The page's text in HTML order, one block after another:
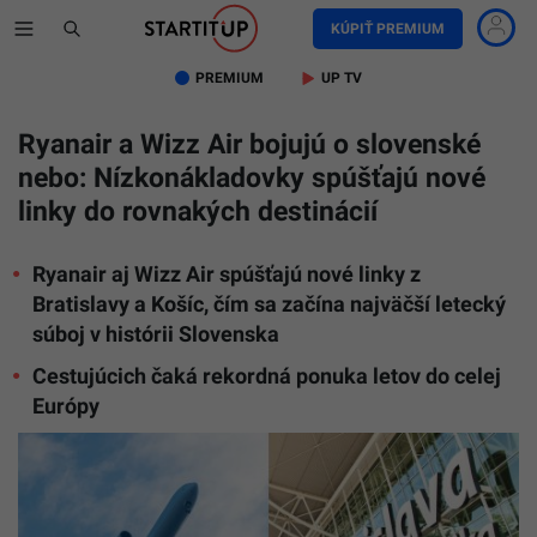
KÚPIŤ PREMIUM
PREMIUM UP TV
Ryanair a Wizz Air bojujú o slovenské
nebo: Nízkonákladovky spúšťajú nové
linky do rovnakých destinácií
Ryanair aj Wizz Air spúšťajú nové linky z
Bratislavy a Košíc, čím sa začína najväčší letecký
súboj v histórii Slovenska
Cestujúcich čaká rekordná ponuka letov do celej
Európy
Na
snímke
lietadlo
a